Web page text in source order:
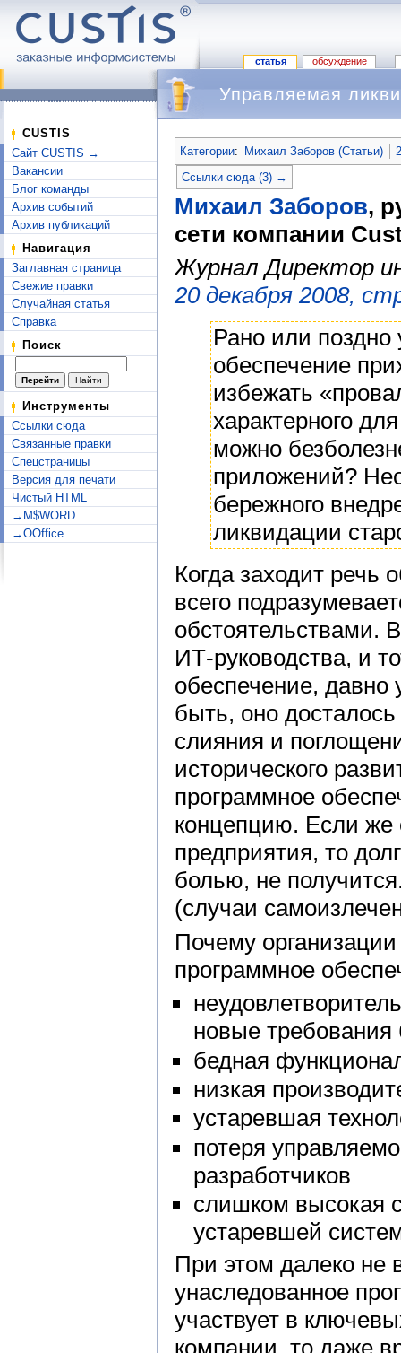
статья обсуждение
CUSTIS
Сайт CUSTIS →
Вакансии
Блог команды
Архив событий
Архив публикаций
Навигация
Заглавная страница
Свежие правки
Случайная статья
Справка
Поиск
Инструменты
Ссылки сюда
Связанные правки
Спецстраницы
Версия для печати
Чистый HTML
→M$WORD
→OOffice
Управляемая
Категории: Михаил Заборов (Статьи)
Ссылки сюда (3) →
Михаил Заборов,
сети компании
Журнал Директор
20 декабря 2008,
Рано или поздно
обеспечение
избежать
характерного
можно
приложений?
бережного
ликвидации
Когда заходит речь
всего
обстоятельствами.
ИТ-руководства, и
обеспечение, давно
быть, оно досталось
слияния и
исторического
программное
концепцию. Если же
предприятия, то
болью, не
(случаи
Почему
программное
новые требования
бедная
низкая
устаревшая
потеря
разработчиков
слишком высокая
устаревшей
При этом далеко не
унаследованное
участвует в